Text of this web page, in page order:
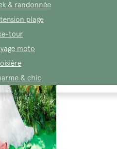
& randonnée
plage
tour
moto
& chic